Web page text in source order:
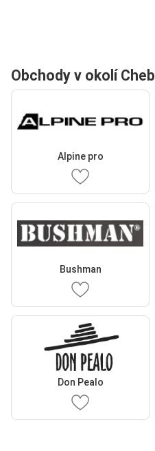
Obchody v okolí Cheb
Alpine pro
Bushman
Don Pealo